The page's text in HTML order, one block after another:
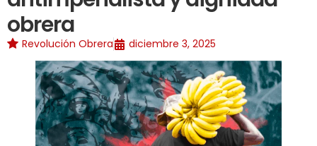
obrera
Revolución Obrera diciembre 3, 2025